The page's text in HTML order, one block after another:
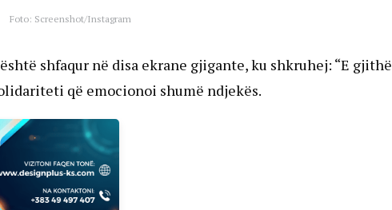
Foto: Screenshot/Instagram
shfaqur në disa ekrane gjigante, ku shkruhej: “E gjithë
që emocionoi shumë ndjekës.